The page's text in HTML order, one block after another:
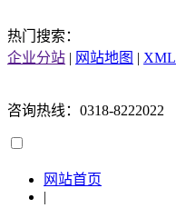
热门搜索：
企业分站 | 网站地图 | XML
咨询热线：0318-8222022
网站首页
|